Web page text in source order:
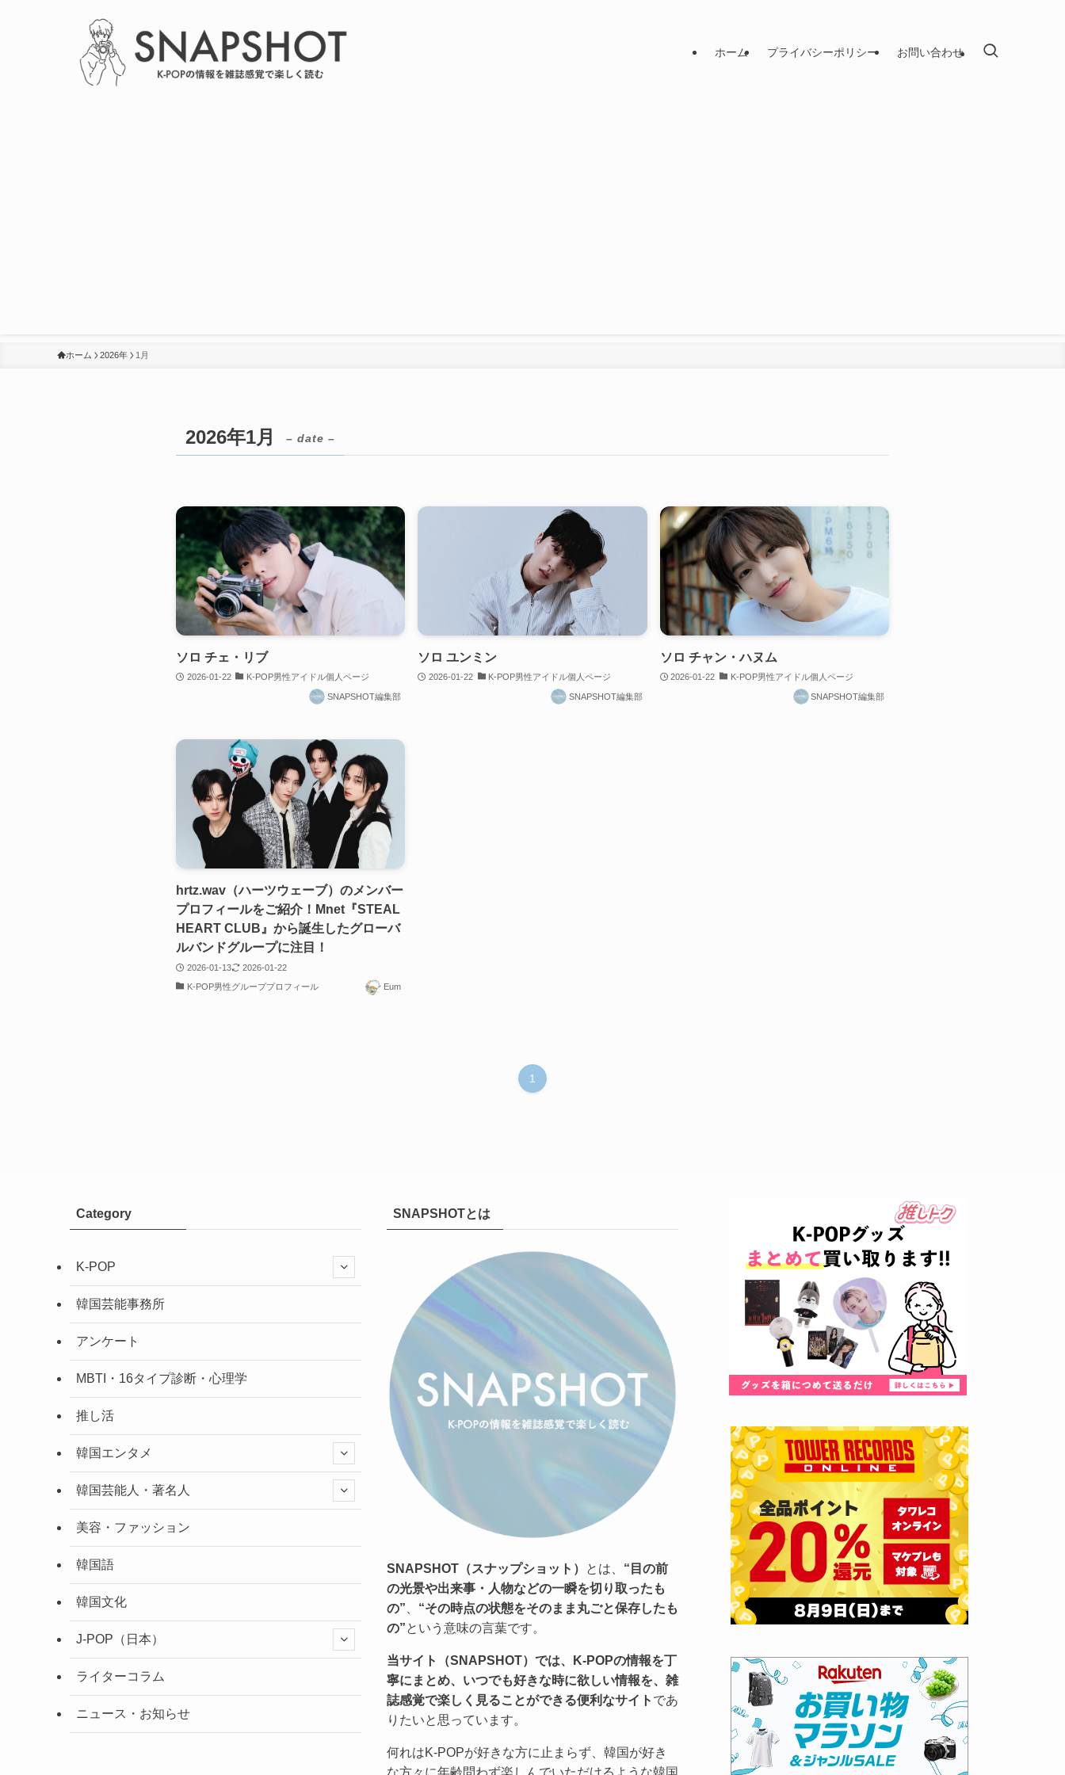
ホーム プライバシーポリシー お問い合わせ
ホーム 2026年 1月
2026年1月 – date –
ソロ チェ・リブ
2026-01-22 K-POP男性アイドル個人ページ
SNAPSHOT編集部
ソロ ユンミン
2026-01-22 K-POP男性アイドル個人ページ
SNAPSHOT編集部
ソロ チャン・ハヌム
2026-01-22 K-POP男性アイドル個人ページ
SNAPSHOT編集部
hrtz.wav（ハーツウェーブ）のメンバー
プロフィールをご紹介！Mnet『STEAL
HEART CLUB』から誕生したグローバ
ルバンドグループに注目！
2026-01-13 2026-01-22
K-POP男性グループプロフィール Eum
1
Category
K-POP
韓国芸能事務所
アンケート
MBTI・16タイプ診断・心理学
推し活
韓国エンタメ
韓国芸能人・著名人
美容・ファッション
韓国語
韓国文化
J-POP（日本）
ライターコラム
ニュース・お知らせ
SNAPSHOTとは
SNAPSHOT（スナップショット） とは、 “目の前
の光景や出来事・人物などの一瞬を切り取ったも
の”
“その時点の状態をそのまま丸ごと保存したも
の”という意味の言葉です。
当サイト（SNAPSHOT）では、K-POPの情報を丁
寧にまとめ、いつでも好きな時に欲しい情報を、雑
誌感覚で楽しく見ることができる便利なサイト であ
りたいと思っています。
何れはK-POPが好きな方に止まらず、韓国が好き
な方々に年齢問わず楽しんでいただけるような韓国